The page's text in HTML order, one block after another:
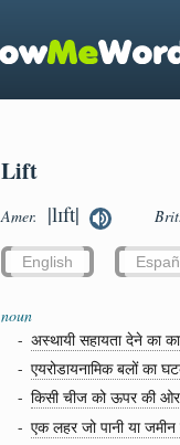
Lift
Amer. |lɪft| Brit.
English
noun
- अस्थायी सहायता देने का
- एयरोडायनामिक बलों का
- किसी चीज को ऊपर की
- एक लहर जो पानी या